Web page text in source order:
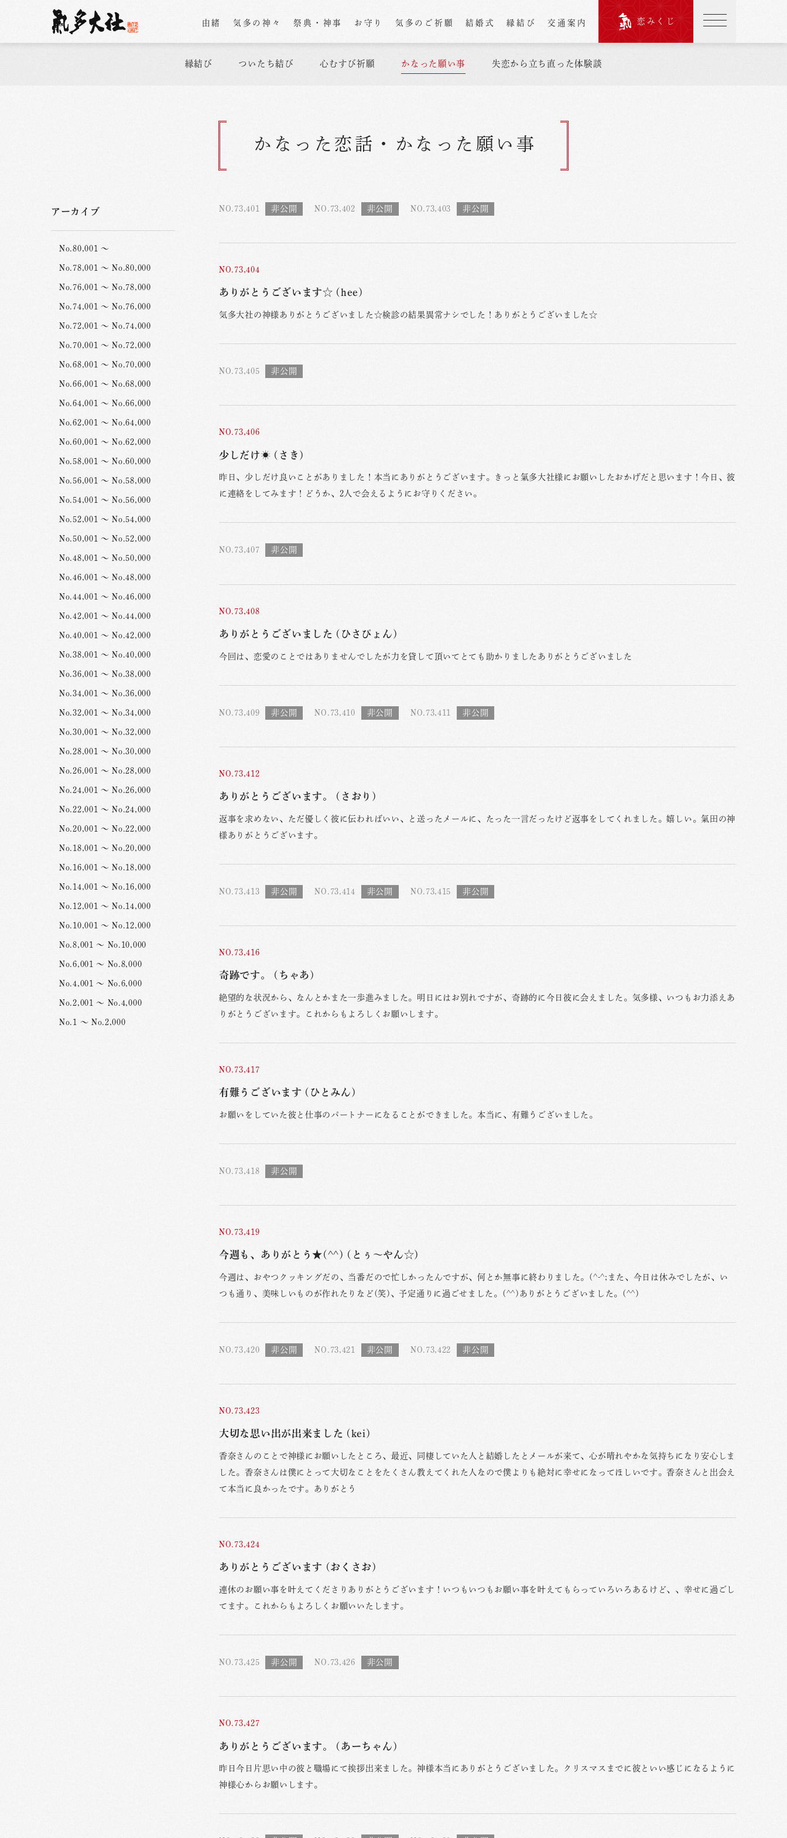
由緒 気多の神々 祭典・神事 お守り 気多のご祈願 結婚式 縁結び 交通案内 恋みくじ
縁結び ついたち結び 心むすび祈願 かなった願い事 失恋から立ち直った体験談
かなった恋話 ・ かなった願い事
NO.73,401 NO.73,402 NO.73,403
NO.73,404
ありがとうございます☆ (hee)
気多大社の神様ありがとうございました☆検診の結果異常ナシでした！ありがとうございました☆
NO.73,405
NO.73,406
少しだけ☀︎ (さき)
昨日、少しだけ良いことがありました！本当にありがとうございます。きっと氣多大社様にお願いしたおかげだと思います！今日、彼
に連絡をしてみます！どうか、2人で会えるようにお守りください。
NO.73,407
NO.73,408
ありがとうございました (ひさぴょん)
今回は、恋愛のことではありませんでしたが力を貸して頂いてとても助かりましたありがとうございました
NO.73,409 NO.73,410 NO.73,411
NO.73,412
ありがとうございます。 (さおり)
返事を求めない、ただ優しく彼に伝わればいい、と送ったメールに、たった一言だったけど返事をしてくれました。嬉しい。氣田の神
様ありがとうございます。
NO.73,413 NO.73,414 NO.73,415
NO.73,416
奇跡です。 (ちゃあ)
絶望的な状況から、なんとかまた一歩進みました。明日にはお別れですが、奇跡的に今日彼に会えました。気多様、いつもお力添えあ
りがとうございます。これからもよろしくお願いします。
NO.73,417
有難うございます (ひとみん)
お願いをしていた彼と仕事のパートナーになることができました。本当に、有難うございました。
NO.73,418
NO.73,419
今週も、ありがとう★(^^) (とぅ〜やん☆)
今週は、おやつクッキングだの、当番だので忙しかったんですが、何とか無事に終わりました。(^-^;また、今日は休みでしたが、い
つも通り、美味しいものが作れたりなど(笑)、予定通りに過ごせました。(^^)ありがとうございました。(^^)
NO.73,420 NO.73,421 NO.73,422
NO.73,423
大切な思い出が出来ました (kei)
香奈さんのことで神様にお願いしたところ、最近、同棲していた人と結婚したとメールが来て、心が晴れやかな気持ちになり安心しま
した。香奈さんは僕にとって大切なことをたくさん教えてくれた人なので僕よりも絶対に幸せになってほしいです。香奈さんと出会え
て本当に良かったです。ありがとう
NO.73,424
ありがとうございます (おくさお)
連休のお願い事を叶えてくださりありがとうございます！いつもいつもお願い事を叶えてもらっていろいろあるけど、、幸せに過ごし
てます。これからもよろしくお願いいたします。
NO.73,425 NO.73,426
NO.73,427
ありがとうございます。 (あーちゃん)
昨日今日片思い中の彼と職場にて挨拶出来ました。神様本当にありがとうございました。クリスマスまでに彼といい感じになるように
神様心からお願いします。
アーカイブ
No.80,001 ～
No.78,001 ～ No.80,000
No.76,001 ～ No.78,000
No.74,001 ～ No.76,000
No.72,001 ～ No.74,000
No.70,001 ～ No.72,000
No.68,001 ～ No.70,000
No.66,001 ～ No.68,000
No.64,001 ～ No.66,000
No.62,001 ～ No.64,000
No.60,001 ～ No.62,000
No.58,001 ～ No.60,000
No.56,001 ～ No.58,000
No.54,001 ～ No.56,000
No.52,001 ～ No.54,000
No.50,001 ～ No.52,000
No.48,001 ～ No.50,000
No.46,001 ～ No.48,000
No.44,001 ～ No.46,000
No.42,001 ～ No.44,000
No.40,001 ～ No.42,000
No.38,001 ～ No.40,000
No.36,001 ～ No.38,000
No.34,001 ～ No.36,000
No.32,001 ～ No.34,000
No.30,001 ～ No.32,000
No.28,001 ～ No.30,000
No.26,001 ～ No.28,000
No.24,001 ～ No.26,000
No.22,001 ～ No.24,000
No.20,001 ～ No.22,000
No.18,001 ～ No.20,000
No.16,001 ～ No.18,000
No.14,001 ～ No.16,000
No.12,001 ～ No.14,000
No.10,001 ～ No.12,000
No.8,001 ～ No.10,000
No.6,001 ～ No.8,000
No.4,001 ～ No.6,000
No.2,001 ～ No.4,000
No.1 ～ No.2,000